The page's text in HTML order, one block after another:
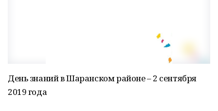
День знаний в Шаранском районе – 2 сентября
2019 года